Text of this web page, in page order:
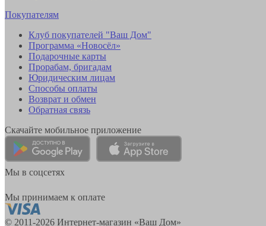
Покупателям
Клуб покупателей "Ваш Дом"
Программа «Новосёл»
Подарочные карты
Прорабам, бригадам
Юридическим лицам
Способы оплаты
Возврат и обмен
Обратная связь
Скачайте мобильное приложение
Мы в соцсетях
Мы принимаем к оплате
© 2011-2026 Интернет-магазин «Ваш Дом»